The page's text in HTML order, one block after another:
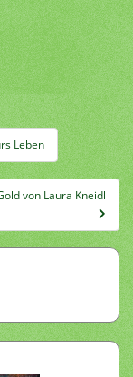
Leben
von Laura Kneidl